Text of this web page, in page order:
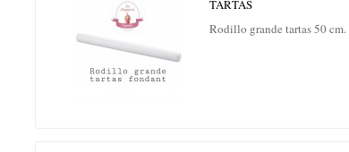
TARTAS
Rodillo grande tartas 50 cm.